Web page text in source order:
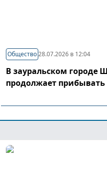
Общество 28.07.2026 в 12:04
В зауральском городе
продолжает прибывать